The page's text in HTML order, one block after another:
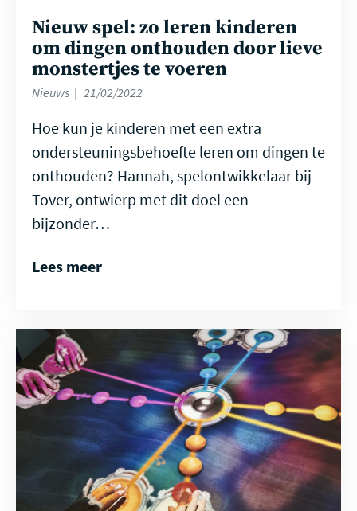
Nieuw spel: zo leren kinderen
om dingen onthouden door lieve
monstertjes te voeren
Nieuws 21/02/2022
Hoe kun je kinderen met een extra
ondersteuningsbehoefte leren om dingen te
onthouden? Hannah, spelontwikkelaar bij
Tover, ontwierp met dit doel een
bijzonder…
Lees meer
Lees
meer